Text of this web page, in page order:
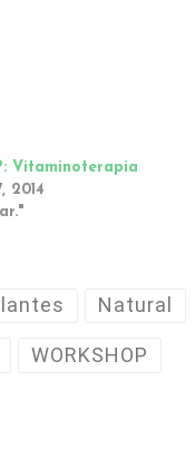
Vitaminoterapia
2014
Natural
WORKSHOP